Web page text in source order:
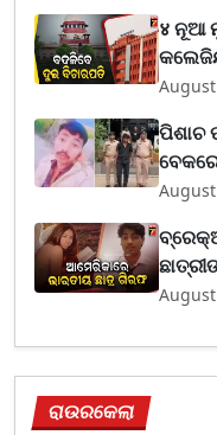
४ ନୂଆ
ପିଶାଚ
ରାଉରକେଲା